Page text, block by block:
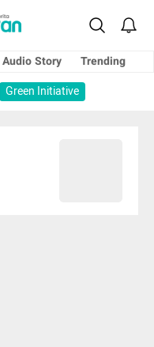
Audio Story
Trending
Green Initiative